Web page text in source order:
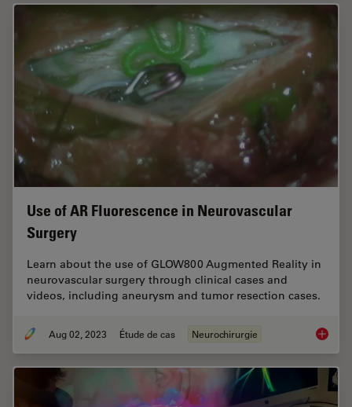
Use of AR Fluorescence in Neurovascular
Surgery
Learn about the use of GLOW800 Augmented Reality in
neurovascular surgery through clinical cases and
videos, including aneurysm and tumor resection cases.
Aug 02, 2023 Étude de cas Neurochirurgie Use of